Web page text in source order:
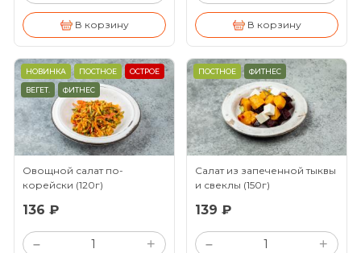
В корзину В корзину
НОВИНКА ПОСТНОЕ ОСТРОЕ
ВЕГЕТ. ФИТНЕС
Овощной салат по-
корейски (120г)
136 ₽
– +
ПОСТНОЕ ФИТНЕС
Салат из запеченной тыквы
и свеклы (150г)
139 ₽
– +